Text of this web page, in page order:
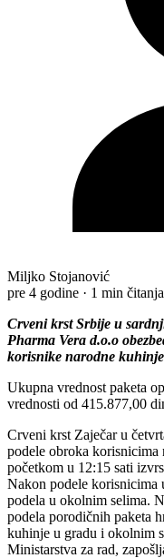
Miljko Stojanović
pre 4 godine · 1 min čitanja
Crveni krst Srbije u
Pharma Vera d.o.o
korisnike narodne
Ukupna vrednost paketa
vrednosti od 415.877,00
Crveni krst Zaječar u
podele obroka
početkom u 12:15 sati
Nakon podele korisnicima
podela u okolnim selima.
podela porodičnih paketa
kuhinje u gradu i okolnim
Ministarstva za rad,